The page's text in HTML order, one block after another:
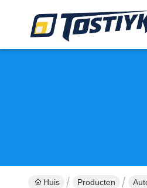
Huis Producten